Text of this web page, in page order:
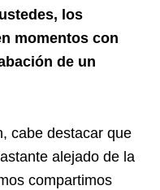
los
momentos con
de un
cabe destacar que
alejado de la
compartimos